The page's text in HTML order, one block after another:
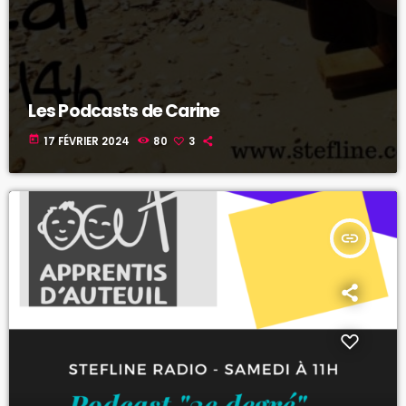
Les Podcasts de Carine
today 17 FÉVRIER 2024 80 3
insert_link